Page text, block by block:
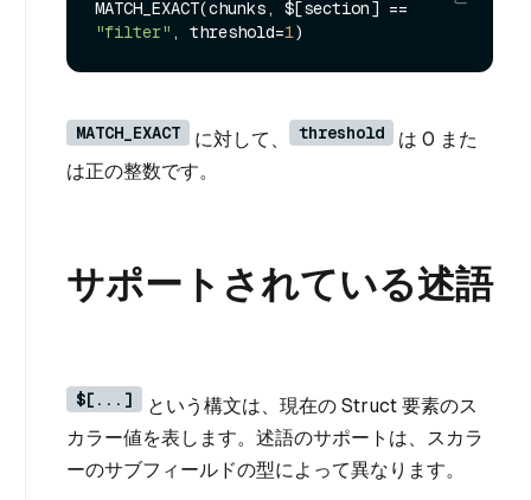
"filter" , threshold=1
MATCH_EXACT に対して、 threshold
は 0 また
は正の整数です。
サポートされている述語
$[...]
という構文は、現在の Struct 要素のス
カラー値を表します。述語のサポートは、スカラ
ーのサブフィールドの型によって異なります。